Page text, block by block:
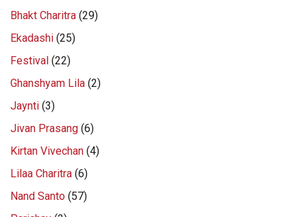
Bhakt Charitra (29)
Ekadashi (25)
Festival (22)
Ghanshyam Lila (2)
Jaynti (3)
Jivan Prasang (6)
Kirtan Vivechan (4)
Lilaa Charitra (6)
Nand Santo (57)